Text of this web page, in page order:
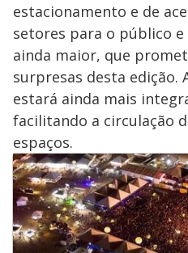
estacionamento e de
setores para o público
ainda maior, que
surpresas desta edição.
estará ainda mais
facilitando a circulação
espaços.